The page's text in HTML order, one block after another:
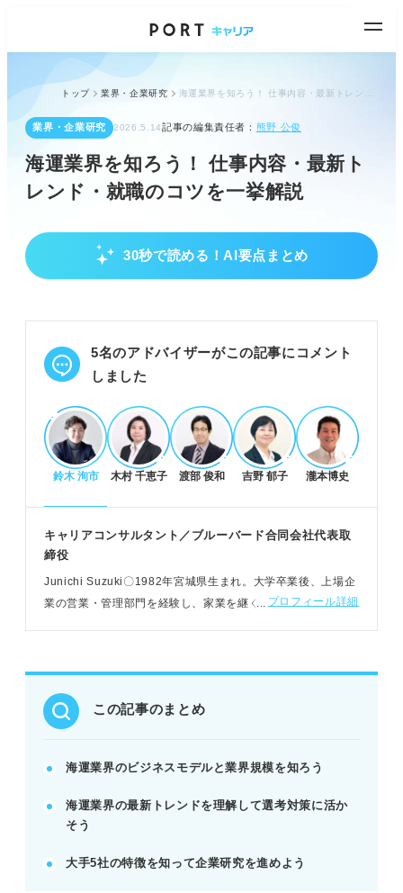
トップ 業界・企業研究
業界・企業研究 2026.5.14記事の編集責任者： 熊野 公俊
海運業界を知ろう！ 仕事内容・最新ト
レンド・就職のコツを一挙解説
30秒で読める！AI要点まとめ
海運業界の全体像と職種を理解しよう
海上職と陸上職の仕事内容とキャリアを理解する。
POINT：複雑ではないビジネスモデルを理解し志望
最新トレンドと求められる力、就職対策
る。
分析力やリーダーシップ、責任感などが評価され
POINT：世界情勢や環境規制への理解が必須で、継
海運業界で働く魅力と志望動機の作成
世界を舞台にスケールの大きい仕事ができる。
物流で人々の生活を支える社会貢献性を感じる。
か」を明確にする。
境に優しい船の開発に貢献したい。
記事の該当箇所を見る
5名のアドバイザーがこの記事にコメント
しました
鈴木 洵市 木村 千恵子 渡部 俊和 吉野 郁子 瀧本博史
キャリアコンサルタント／ブルーバード合同会社代表取
締役
Junichi Suzuki〇1982年宮城県⽣まれ。⼤学卒業後、上場企
業の営業・管理部⾨を経験し、家業を継ぐ。2017年にブルー
プロフィール詳細
この記事のまとめ
海運業界のビジネスモデルと業界規模を知ろう
海運業界の最新トレンドを理解して選考対策に活か
そう
大手5社の特徴を知って企業研究を進めよう